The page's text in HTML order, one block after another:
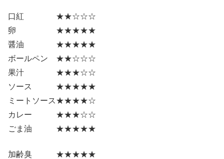
口紅 ★★☆☆☆
卵 ★★★★★
醤油 ★★★★★
ボールペン ★★☆☆☆
果汁 ★★★☆☆
ソース ★★★★★
ミートソース★★★★☆
カレー ★★★☆☆
ごま油 ★★★★★
加齢臭 ★★★★★